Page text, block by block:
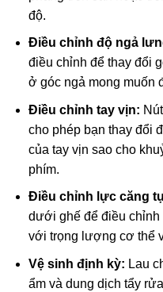
độ.
Điều chỉnh độ ngả
điều chỉnh để thay đổi
ở góc ngả mong muốn
Điều chỉnh tay vịn:
cho phép bạn thay đổi
của tay vịn sao cho
phím.
Điều chỉnh lực căng
dưới ghế để điều
với trọng lượng cơ thể
Vệ sinh định kỳ: Lau
ẩm và dung dịch tẩy